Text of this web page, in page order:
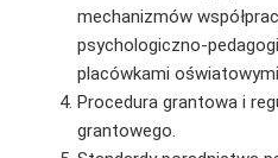
mechanizmów
psychologiczno-
placówkami
Procedura grantowa i
grantowego.